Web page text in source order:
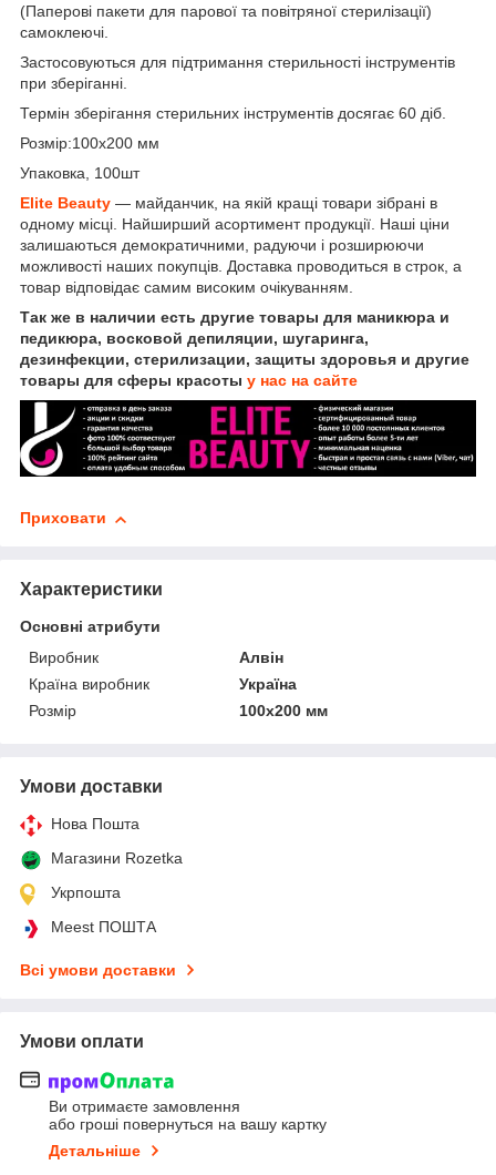
(Паперові пакети для парової та повітряної стерилізації)
самоклеючі.
Застосовуються для підтримання стерильності інструментів
при зберіганні.
Термін зберігання стерильних інструментів досягає 60 діб.
Розмір:100х200 мм
Упаковка, 100шт
Elite Beauty — майданчик, на якій кращі товари зібрані в
одному місці. Найширший асортимент продукції. Наші ціни
залишаються демократичними, радуючи і розширюючи
можливості наших покупців. Доставка проводиться в строк, а
товар відповідає самим високим очікуванням.
Так же в наличии есть другие товары для маникюра и
педикюра, восковой депиляции, шугаринга,
дезинфекции, стерилизации, защиты здоровья и другие
товары для сферы красоты у нас на сайте
Приховати
Характеристики
Основні атрибути
Виробник
Алвін
Країна виробник
Україна
Розмір
100х200 мм
Умови доставки
Нова Пошта
Магазини Rozetka
Укрпошта
Meest ПОШТА
Всі умови доставки
Умови оплати
Ви отримаєте замовлення
або гроші повернуться на вашу картку
Детальніше